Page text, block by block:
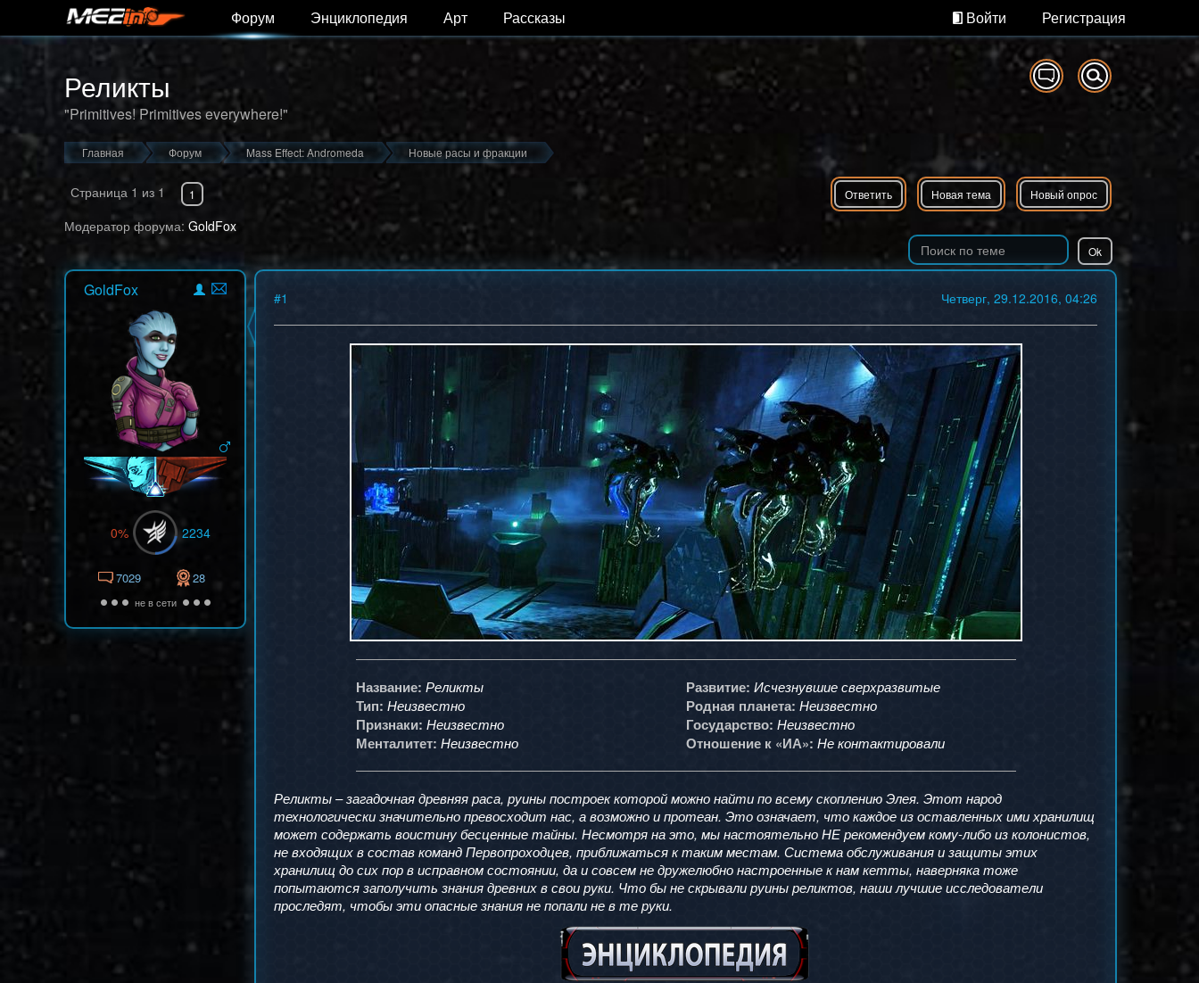
Форум Энциклопедия Арт Рассказы Войти Регистрация
Реликты
"Primitives! Primitives everywhere!"
Главная Форум Mass Effect: Andromeda Новые расы и фракции
Страница 1 из 1 1 Ответить Новая тема Новый опрос
Модератор форума: GoldFox
GoldFox
0% 2234
7029 28
не в сети
#1 Четверг, 29.12.2016, 04:26
Название: Реликты
Тип: Неизвестно
Признаки: Неизвестно
Менталитет: Неизвестно
Развитие: Исчезнувшие сверхразвитые
Родная планета: Неизвестно
Государство: Неизвестно
Отношение к «ИА»: Не контактировали
Реликты – загадочная древняя раса, руины построек которой можно найти по всемускоплению Элея. Этот народ
технологически значительно превосходит нас, а возможно и протеан. Это означает, что каждое из оставленных ими хранилищ
может содержать воистину бесценные тайны. Несмотря на это, мы настоятельно НЕ рекомендуем кому-либо из колонистов,
не входящих в состав команд Первопроходцев, приближаться к таким местам. Система обслуживания и защиты этих
хранилищ до сих пор в исправном состоянии, да и совсем не дружелюбно настроенные к намкетты, наверняка тоже
попытаются заполучить знания древних в свои руки. Что бы не скрывали руины реликтов, наши лучшие исследователи
проследят, чтобы эти опасные знания не попали не в те руки.